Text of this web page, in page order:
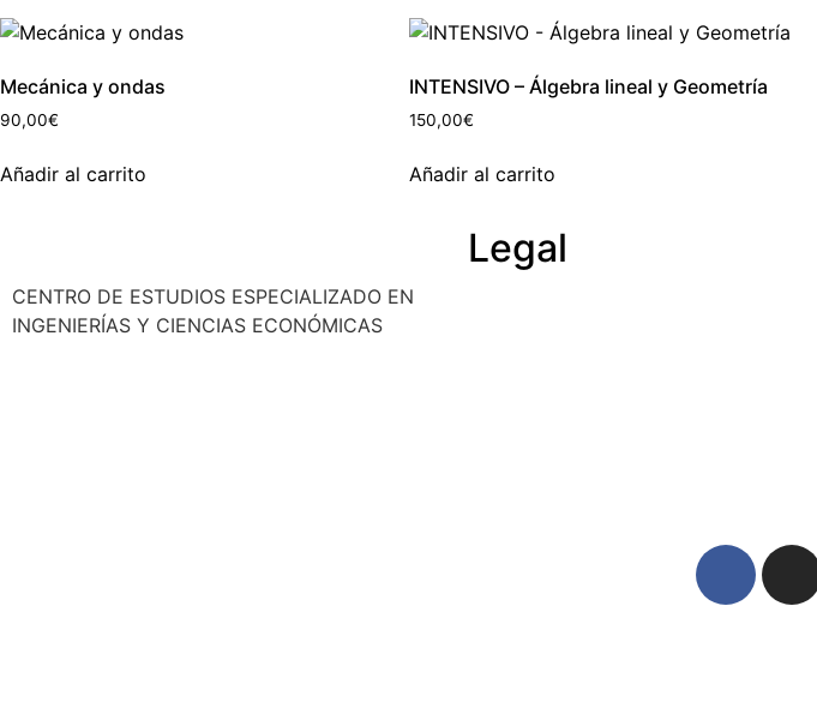
Mecánica y ondas
90,00€
Añadir al carrito
INTENSIVO – Álgebra lineal y Geometría
150,00€
Añadir al carrito
CENTRO DE ESTUDIOS ESPECIALIZADO EN
INGENIERÍAS Y CIENCIAS ECONÓMICAS
Legal